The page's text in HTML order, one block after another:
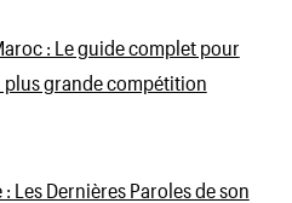
: Le guide complet pour
grande compétition
: Les Dernières Paroles de son